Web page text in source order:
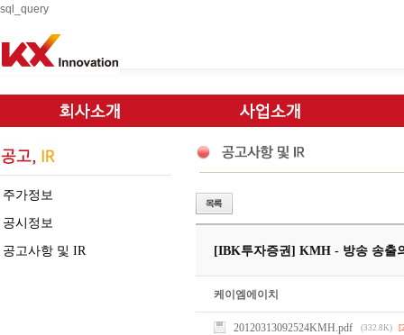
sql_query
주가정보
공시정보
공고사항 및 IR [IBK투자증권] KMH - 방송 송출
케이엠에이치
20120313092524KMH.pdf (332.8K)